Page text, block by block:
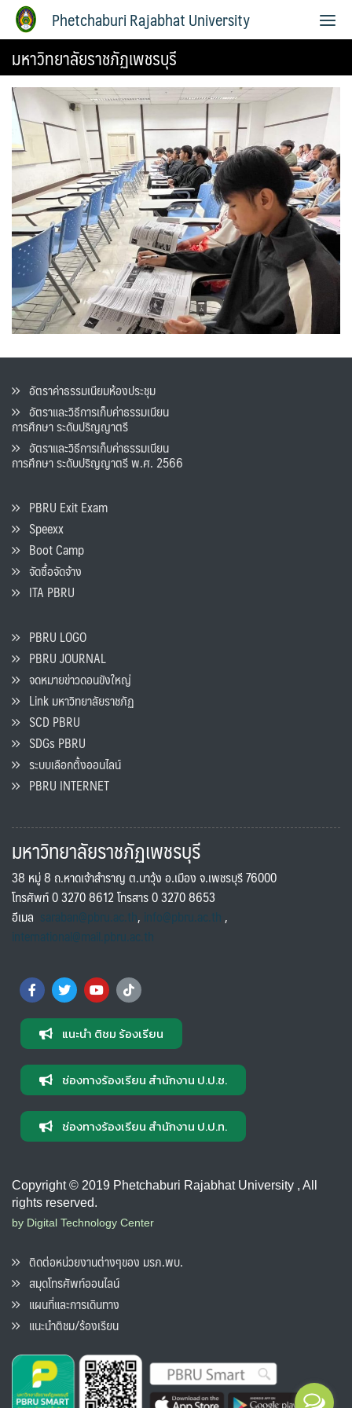
Phetchaburi Rajabhat University
มหาวิทยาลัยราชภัฏเพชรบุรี
อัตราค่าธรรมเนียมห้องประชุม
อัตราและวิธีการเก็บค่าธรรมเนียน
การศึกษา ระดับปริญญาตรี
อัตราและวิธีการเก็บค่าธรรมเนียน
การศึกษา ระดับปริญญาตรี พ.ศ. 2566
PBRU Exit Exam
Speexx
Boot Camp
จัดซื้อจัดจ้าง
ITA PBRU
PBRU LOGO
PBRU JOURNAL
จดหมายข่าวดอนขังใหญ่
Link มหาวิทยาลัยราชภัฏ
SCD PBRU
SDGs PBRU
ระบบเลือกตั้งออนไลน์
PBRU INTERNET
มหาวิทยาลัยราชภัฏเพชรบุรี
38 หมู่ 8 ถ.หาดเจ้าสำราญ ต.นาวุ้ง อ.เมือง จ.เพชรบุรี 76000
โทรศัพท์ 0 3270 8612 โทรสาร 0 3270 8653
อีเมล saraban@pbru.ac.th, info@pbru.ac.th,
international@mail.pbru.ac.th
แนะนำ ติชม ร้องเรียน
ช่องทางร้องเรียน สำนักงาน ป.ป.ช.
ช่องทางร้องเรียน สำนักงาน ป.ป.ท.
Copyright © 2019 Phetchaburi Rajabhat University , All
rights reserved.
by Digital Technology Center
ติดต่อหน่วยงานต่างๆของ มรภ.พบ.
สมุดโทรศัพท์ออนไลน์
แผนที่และการเดินทาง
แนะนำติชม/ร้องเรียน